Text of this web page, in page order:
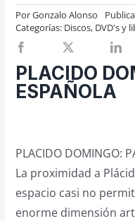
Previos de ópera
Entrevistas
Recomendación
Cosas de Beckmesser
Nosotros y privacidad
PorGonzalo Alonso
Categorías: Discos, DVD's y
PLACIDO
ESPAÑOLA
PLACIDO DOMINGO:
La proximidad a
espacio casi no
enorme dimensión